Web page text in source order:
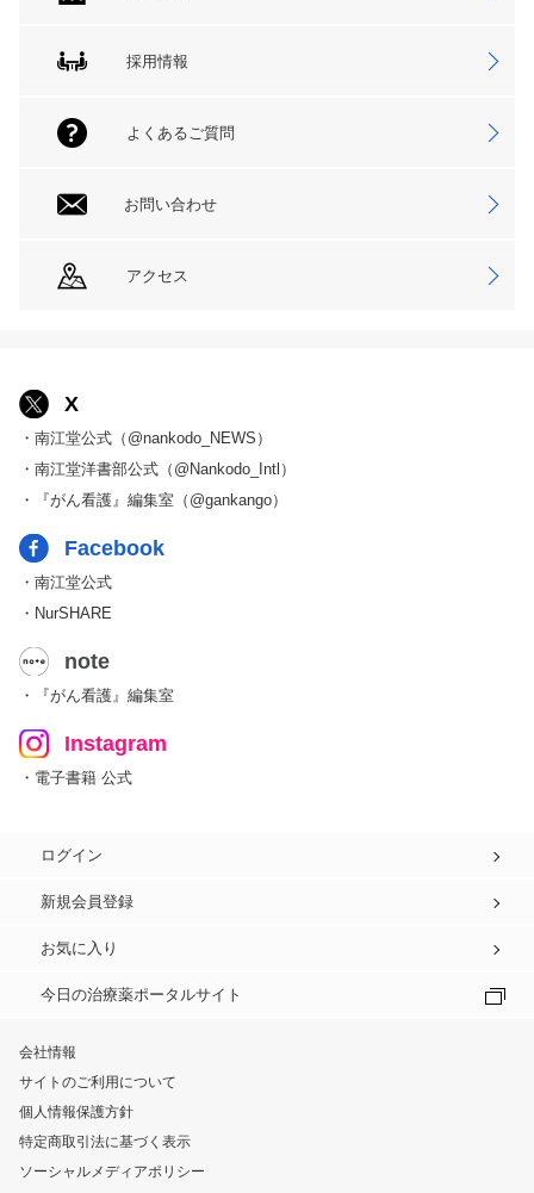
採用情報
よくあるご質問
お問い合わせ
アクセス
X
・南江堂公式（@nankodo_NEWS）
・南江堂洋書部公式（@Nankodo_Intl）
・『がん看護』編集室（@gankango）
Facebook
・南江堂公式
・NurSHARE
note
・『がん看護』編集室
Instagram
・電子書籍 公式
ログイン
新規会員登録
お気に入り
今日の治療薬ポータルサイト
会社情報
サイトのご利用について
個人情報保護方針
特定商取引法に基づく表示
ソーシャルメディアポリシー